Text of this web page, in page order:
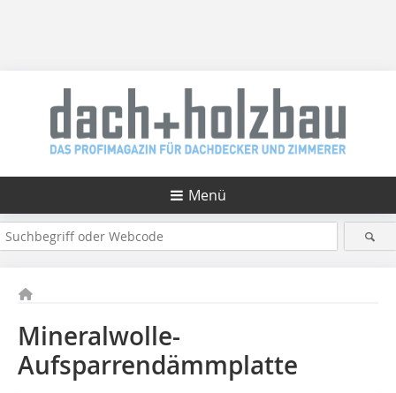
Menü
Mineralwolle-
Aufsparrendämmplatte